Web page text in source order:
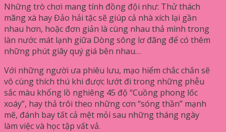
Những trò chơi mang tính đồng đội như: Thử thách
mãng xà hay Đảo hải tặc sẽ giúp cả nhà xích lại gần
nhau hơn, hoặc đơn giản là cùng nhau thả mình trong
làn nước mát lạnh giữa Dòng sông lơ đãng để có thêm
những phút giây quý giá bên nhau…
Với những người ưa phiêu lưu, mạo hiểm chắc chắn sẽ
vô cùng thích thú khi được lướt đi trong những phễu
sắc màu khổng lồ nghiêng 45 độ “Cuồng phong lốc
xoáy”, hay thả trôi theo những cơn “sóng thần” mạnh
mẽ, đánh bay tất cả mệt mỏi sau những tháng ngày
làm việc và học tập vất vả.